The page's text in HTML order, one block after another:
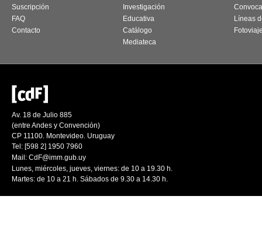
Suscripción
FAQ
Contacto
Investigación
Educativa
Catálogo
Mediateca
Líneas
Av. 18 de Julio 885
(entre Andes y Convención)
CP 11100. Montevideo. Uruguay
Tel: [598 2] 1950 7960
Mail: CdF@imm.gub.uy
Lunes, miércoles, jueves, viernes: de 10 a 19.30 h.
Martes: de 10 a 21 h. Sábados de 9.30 a 14.30 h.